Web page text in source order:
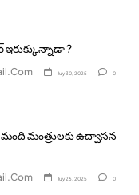
?
July 30, 2025 0
మంత్రులకు ఉద్వాసన
July 26, 2025 0